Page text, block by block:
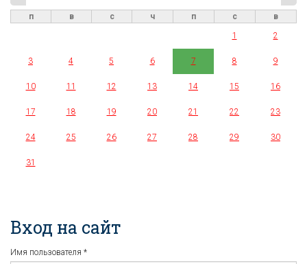
п в с ч п с
в
1
2
3 4 5 6 7 8 9
10 11 12 13 14 15 16
17 18 19 20 21 22 23
24 25 26 27 28 29 30
31
Вход на сайт
Имя пользователя *